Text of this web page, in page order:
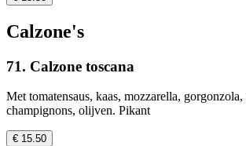
Calzone's
71. Calzone toscana
Met tomatensaus, kaas, mozzarella, gorgonzola,
champignons, olijven. Pikant
€ 15.50